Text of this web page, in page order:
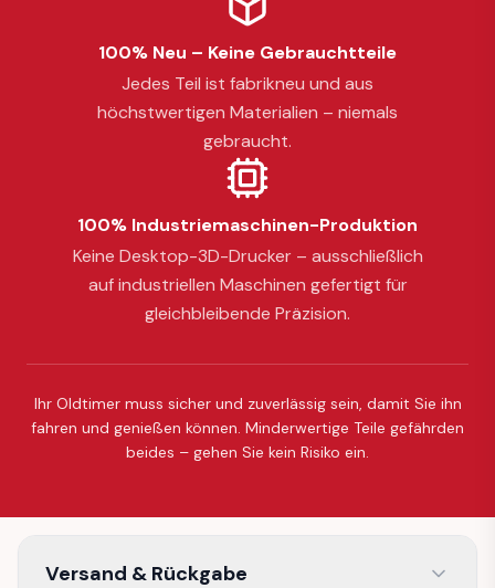
100% Neu – Keine Gebrauchtteile
Jedes Teil ist fabrikneu und aus
höchstwertigen Materialien – niemals
gebraucht.
100% Industriemaschinen-Produktion
Keine Desktop-3D-Drucker – ausschließlich
auf industriellen Maschinen gefertigt für
gleichbleibende Präzision.
Ihr Oldtimer muss sicher und zuverlässig sein, damit Sie ihn
fahren und genießen können. Minderwertige Teile gefährden
beides – gehen Sie kein Risiko ein.
Versand & Rückgabe